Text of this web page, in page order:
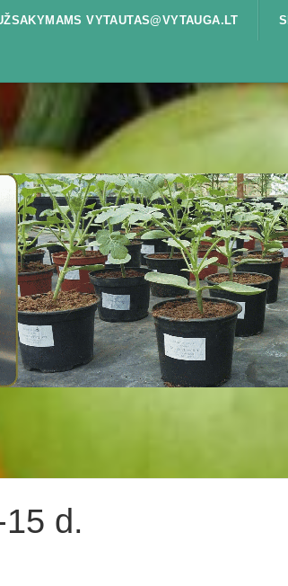
VYTAUTAS@VYTAUGA.LT
d.